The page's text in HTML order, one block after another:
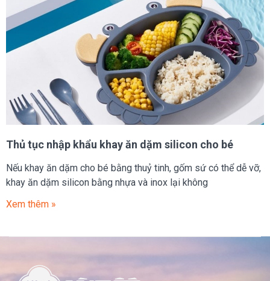
Thủ tục nhập khẩu khay ăn dặm silicon cho bé
Nếu khay ăn dặm cho bé bằng thuỷ tinh, gốm sứ có thể dễ vỡ,
khay ăn dặm silicon bằng nhựa và inox lại không
Xem thêm »